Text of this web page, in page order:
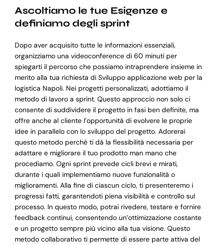
Ascoltiamo le tue Esigenze e
definiamo degli sprint
Dopo aver acquisito tutte le informazioni essenziali,
organizziamo una videoconference di 60 minuti per
spiegarti il percorso che possiamo intraprendere insieme in
merito alla tua richiesta di Sviluppo applicazione web per la
logistica Napoli. Nei progetti personalizzati, adottiamo il
metodo di lavoro a sprint. Questo approccio non solo ci
consente di suddividere il progetto in fasi ben definite, ma
offre anche al cliente l’opportunità di evolvere le proprie
idee in parallelo con lo sviluppo del progetto. Adorerai
questo metodo perché ti dà la flessibilità necessaria per
adattare e migliorare il tuo prodotto man mano che
procediamo. Ogni sprint prevede cicli brevi e mirati,
durante i quali implementiamo nuove funzionalità o
miglioramenti. Alla fine di ciascun ciclo, ti presenteremo i
progressi fatti, garantendoti piena visibilità e controllo sul
processo. In questo modo, potrai rivedere, testare e fornire
feedback continui, consentendo un’ottimizzazione costante
e un progetto sempre più vicino alla tua visione. Questo
metodo collaborativo ti permette di essere parte attiva del